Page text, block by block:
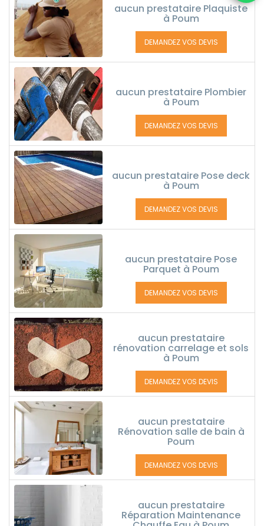
aucun prestataire Plaquiste
à Poum
DEMANDEZ VOS DEVIS
aucun prestataire Plombier
à Poum
DEMANDEZ VOS DEVIS
aucun prestataire Pose deck
à Poum
DEMANDEZ VOS DEVIS
aucun prestataire Pose
Parquet à Poum
DEMANDEZ VOS DEVIS
aucun prestataire
rénovation carrelage et sols
à Poum
DEMANDEZ VOS DEVIS
aucun prestataire
Rénovation salle de bain à
Poum
DEMANDEZ VOS DEVIS
aucun prestataire
Réparation Maintenance